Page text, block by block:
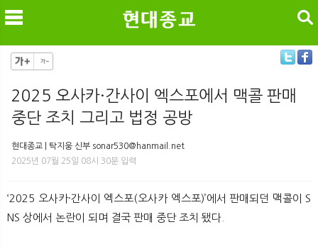
메
검색
2025 오사카·간사이 엑스포에서 맥콜 판매
중단 조치 그리고 법정 공방
현대종교 | 탁지웅 신부 sonar530@hanmail.net
2025년 07월 25일 08시 30분 입력
‘2025 오사카·간사이 엑스포(오사카 엑스포)’에서 판매되던 맥콜이 S
NS 상에서 논란이 되며 결국 판매 중단 조치 됐다.